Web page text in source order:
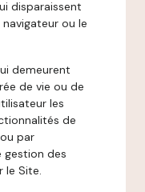
disparaissent
ou le
demeurent
de vie ou de
les
de
par
gestion des
le Site.